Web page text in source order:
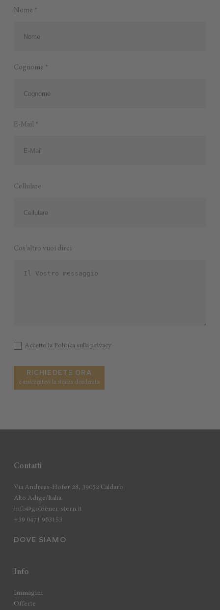
Nome *
Cognome *
E-Mail *
Cellulare
Cos'altro vuoi dirci
Accetto la Politica sulla privacy
RICHIEDETE ORA
e assicuratevi la stanza desiderata
Contatti
Via Andreas-Hofer 28, 39052 Caldaro
Alto Adige/Italia
info@goldener-stern.it
+39 0471 963153
DOVE SIAMO
Info
Immagini
Offerte